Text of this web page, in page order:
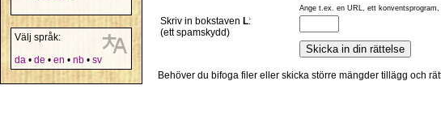
Välj språk:
da • de • en • nb • sv
Ange t.ex. en URL, ett
Skriv in bokstaven L:
(ett spamskydd)
Behöver du bifoga filer eller skicka större mängder tillägg och